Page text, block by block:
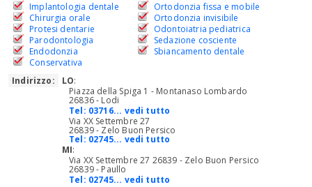
Implantologia dentale
Chirurgia orale
Protesi dentarie
Parodontologia
Endodonzia
Conservativa
Ortodonzia fissa e mobile
Ortodonzia invisibile
Odontoiatria pediatrica
Sedazione cosciente
Sbiancamento dentale
Indirizzo: LO:
Piazza della Spiga 1 - Montanaso Lombardo
26836 - Lodi
Tel: 03716... vedi tutto
Via XX Settembre 27
26839 - Zelo Buon Persico
Tel: 02745... vedi tutto
MI:
Via XX Settembre 27 26839 - Zelo Buon Persico
26839 - Paullo
Tel: 02745... vedi tutto